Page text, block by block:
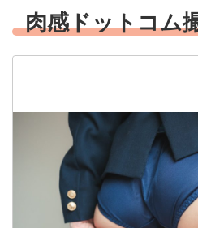
肉感ドットコム